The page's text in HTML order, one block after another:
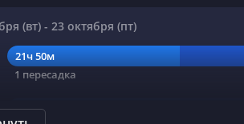
(вт) - 23 октября (пт)
21ч 50м
1 пересадка
23ч 35м